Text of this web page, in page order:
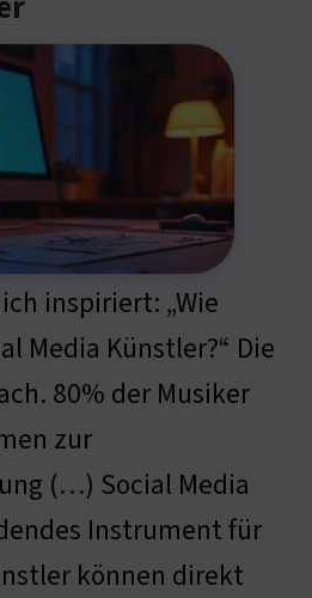
inspiriert: „Wie
Media Künstler?“ Die
80% der Musiker
zur
(…) Social Media
Instrument für
können direkt